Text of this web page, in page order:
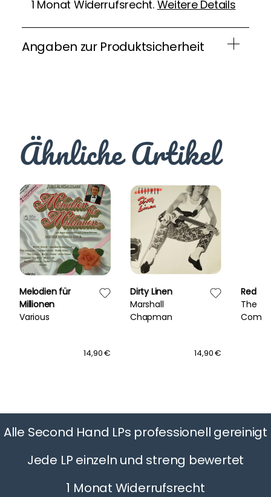
1 Monat Widerrufsrecht. Weitere Details
Angaben zur Produktsicherheit
Ähnliche Artikel
Melodien für
Millionen
Various
14,90 €
Dirty Linen
Marshall
Chapman
14,90 €
Red
The
Alle Second Hand LPs professionell gereinigt
Jede LP einzeln und streng bewertet
1 Monat Widerrufsrecht